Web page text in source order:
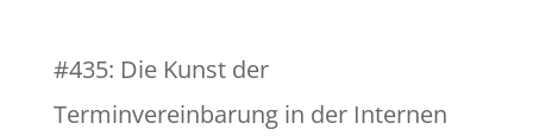
#435: Die Kunst der
Terminvereinbarung in der Internen